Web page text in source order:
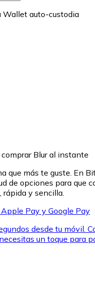
Wallet auto-custodia
Blur al instante
que más te guste. En
de opciones para que
rápida y sencilla.
Pay y Google Pay
desde tu móvil.
un toque para